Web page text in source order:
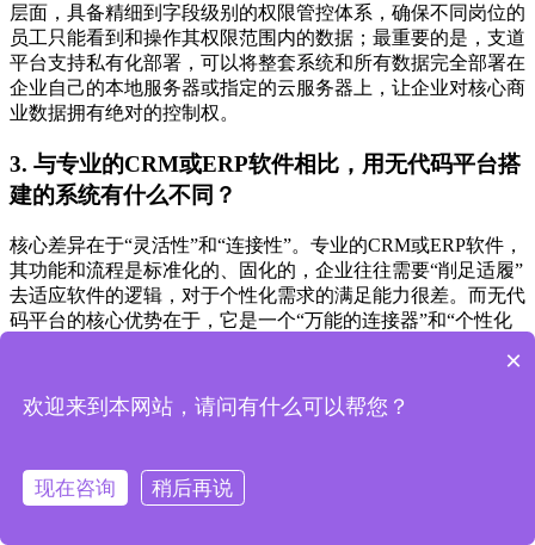
层面，具备精细到字段级别的权限管控体系，确保不同岗位的
员工只能看到和操作其权限范围内的数据；最重要的是，支道
平台支持私有化部署，可以将整套系统和所有数据完全部署在
企业自己的本地服务器或指定的云服务器上，让企业对核心商
业数据拥有绝对的控制权。
3. 与专业的CRM或ERP软件相比，用无代码平台搭
建的系统有什么不同？
核心差异在于“灵活性”和“连接性”。专业的CRM或ERP软件，
其功能和流程是标准化的、固化的，企业往往需要“削足适履”
去适应软件的逻辑，对于个性化需求的满足能力很差。而无代
码平台的核心优势在于，它是一个“万能的连接器”和“个性化
理系统来使用，也能通过强大的API对接能力，与企业已有的
CRM、ERP、财务软件等系统进行无缝集成，扮演“数据中台”
的角色，打通各个系统之间的数据孤岛，实现真正的业财一体
分享：
×
欢迎来到本网站，请问有什么可以帮您？
现在咨询 稍后再说